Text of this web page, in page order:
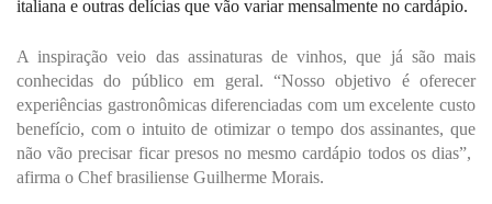
italiana e outras delícias que vão variar mensalmente no cardápio.
A inspiração veio das assinaturas de vinhos, que já são mais
conhecidas do público em geral. “Nosso objetivo é oferecer
experiências gastronômicas diferenciadas com um excelente custo
benefício, com o intuito de otimizar o tempo dos assinantes, que
não vão precisar ficar presos no mesmo cardápio todos os dias”,
afirma o Chef brasiliense Guilherme Morais.